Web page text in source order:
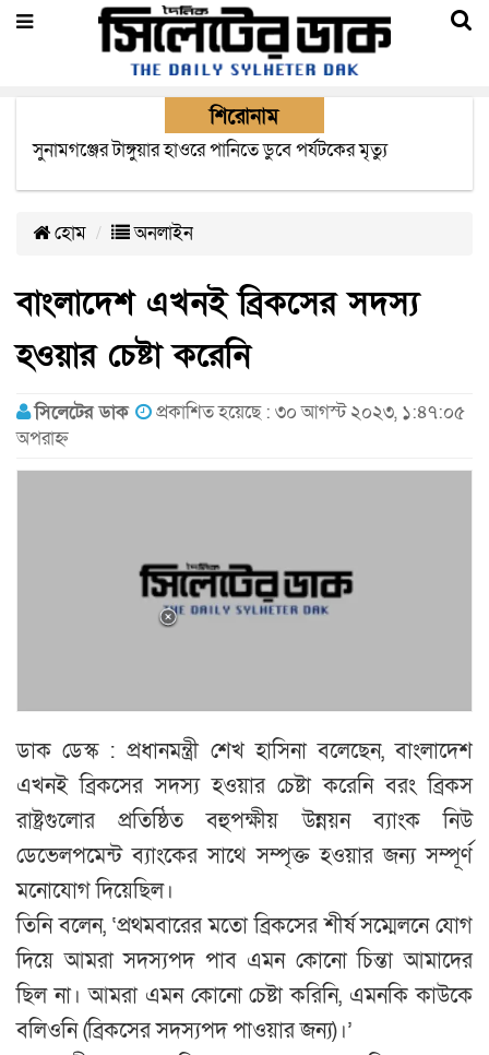
শিরোনাম
সিলেটে যাত্রীবাহী দুই বাসের সংঘর্ষে নিহত বেড়ে ৯
হোম অনলাইন
বাংলাদেশ এখনই ব্রিকসের সদস্য
হওয়ার চেষ্টা করেনি
সিলেটের ডাক
প্রকাশিত হয়েছে : ৩০ আগস্ট ২০২৩, ১:৪৭:০৫
অপরাহ্ন
ডাক ডেস্ক : প্রধানমন্ত্রী শেখ হাসিনা বলেছেন, বাংলাদেশ
এখনই ব্রিকসের সদস্য হওয়ার চেষ্টা করেনি বরং ব্রিকস
রাষ্ট্রগুলোর প্রতিষ্ঠিত বহুপক্ষীয় উন্নয়ন ব্যাংক নিউ
ডেভেলপমেন্ট ব্যাংকের সাথে সম্পৃক্ত হওয়ার জন্য সম্পূর্ণ
মনোযোগ দিয়েছিল।
তিনি বলেন, ‘প্রথমবারের মতো ব্রিকসের শীর্ষ সম্মেলনে যোগ
দিয়ে আমরা সদস্যপদ পাব এমন কোনো চিন্তা আমাদের
ছিল না। আমরা এমন কোনো চেষ্টা করিনি, এমনকি কাউকে
বলিওনি (ব্রিকসের সদস্যপদ পাওয়ার জন্য)।’